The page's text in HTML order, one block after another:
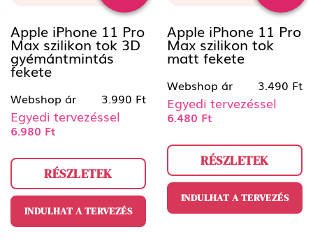
Apple iPhone 11 Pro
Max szilikon tok 3D
gyémántmintás
fekete
Webshop ár 3.990 Ft
Egyedi tervezéssel
6.980 Ft
RÉSZLETEK
INDULHAT A TERVEZÉS
Apple iPhone 11 Pro
Max szilikon tok
matt fekete
Webshop ár 3.490 Ft
Egyedi tervezéssel
6.480 Ft
RÉSZLETEK
INDULHAT A TERVEZÉS